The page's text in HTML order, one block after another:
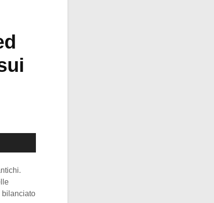
bilanciato